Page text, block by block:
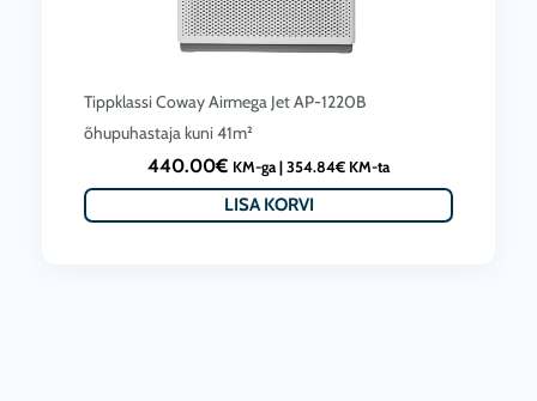
0
.
0
€
.
Tippklassi Coway Airmega Jet AP-1220B
õhupuhastaja kuni 41m²
440.00€ KM-ga | 354.84€ KM-ta
LISA KORVI